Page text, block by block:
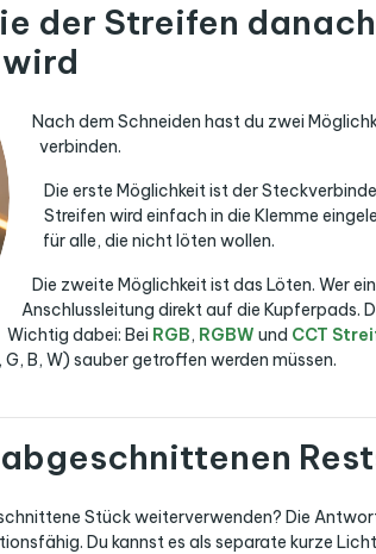
der Streifen
wird
Nach dem Schneiden hast du zwei
verbinden.
Die erste Möglichkeit ist der
Streifen wird einfach in die Klemme
für alle, die nicht löten wollen.
Die zweite Möglichkeit ist das Löten. Wer
Anschlussleitung direkt auf die Kupferpads.
Wichtig dabei: Bei RGB, RGBW und CCT
G, B, W) sauber getroffen werden müssen.
Stück weiterverwenden? Die
Du kannst es als separate kurze